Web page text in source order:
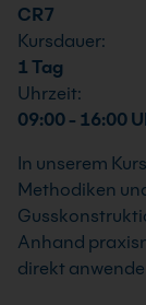
CR7
Kursdauer:
1 Tag
Uhrzeit:
09:00 - 16:00
In unserem
Methodiken
Anhand
direkt